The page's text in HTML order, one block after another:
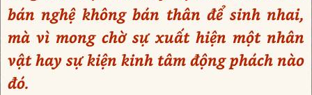
bán nghệ không bán thân để sinh nhai,
mà vì mong chờ sự xuất hiện một nhân
vật hay sự kiện kinh tâm động phách nào
đó.